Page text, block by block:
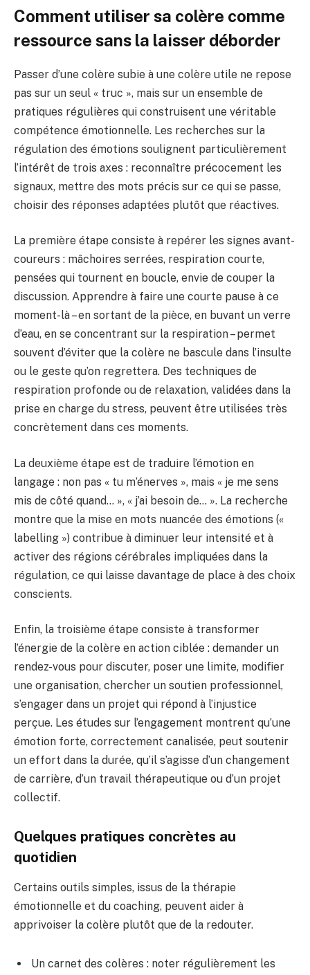
Comment utiliser sa colère comme
ressource sans la laisser déborder
Passer d’une colère subie à une colère utile ne repose
pas sur un seul « truc », mais sur un ensemble de
pratiques régulières qui construisent une véritable
compétence émotionnelle. Les recherches sur la
régulation des émotions soulignent particulièrement
l’intérêt de trois axes : reconnaître précocement les
signaux, mettre des mots précis sur ce qui se passe,
choisir des réponses adaptées plutôt que réactives.
La première étape consiste à repérer les signes avant-
coureurs : mâchoires serrées, respiration courte,
pensées qui tournent en boucle, envie de couper la
discussion. Apprendre à faire une courte pause à ce
moment-là – en sortant de la pièce, en buvant un verre
d’eau, en se concentrant sur la respiration – permet
souvent d’éviter que la colère ne bascule dans l’insulte
ou le geste qu’on regrettera. Des techniques de
respiration profonde ou de relaxation, validées dans la
prise en charge du stress, peuvent être utilisées très
concrètement dans ces moments.
La deuxième étape est de traduire l’émotion en
langage : non pas « tu m’énerves », mais « je me sens
mis de côté quand… », « j’ai besoin de… ». La recherche
montre que la mise en mots nuancée des émotions («
labelling ») contribue à diminuer leur intensité et à
activer des régions cérébrales impliquées dans la
régulation, ce qui laisse davantage de place à des choix
conscients.
Enfin, la troisième étape consiste à transformer
l’énergie de la colère en action ciblée : demander un
rendez-vous pour discuter, poser une limite, modifier
une organisation, chercher un soutien professionnel,
s’engager dans un projet qui répond à l’injustice
perçue. Les études sur l’engagement montrent qu’une
émotion forte, correctement canalisée, peut soutenir
un effort dans la durée, qu’il s’agisse d’un changement
de carrière, d’un travail thérapeutique ou d’un projet
collectif.
Quelques pratiques concrètes au
quotidien
Certains outils simples, issus de la thérapie
émotionnelle et du coaching, peuvent aider à
apprivoiser la colère plutôt que de la redouter.
Un carnet des colères : noter régulièrement les